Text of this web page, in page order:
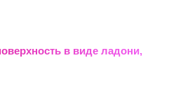
в виде ладони,